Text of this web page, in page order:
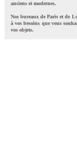
anciens et modernes.
Nos bureaux de Paris et de
à vos besoins que vous
vos objets.